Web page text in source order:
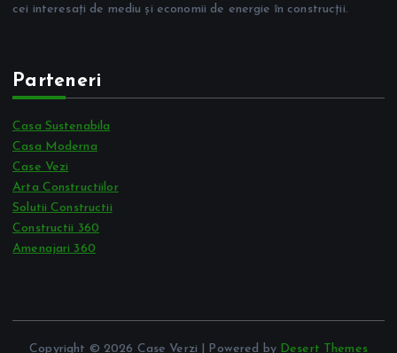
cei interesați de mediu și economii de energie în construcții.
Parteneri
Casa Sustenabila
Casa Moderna
Case Vezi
Arta Constructiilor
Solutii Constructii
Constructii 360
Amenajari 360
Copyright © 2026 Case Verzi | Powered by Desert Themes